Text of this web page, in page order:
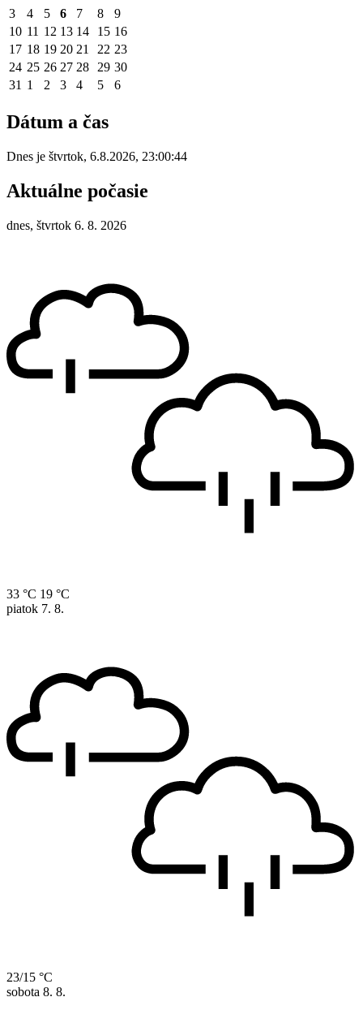
3
4 5 6 7 8
9
10 11 12 13 14 15 16
17 18 19 20 21 22 23
24 25 26 27 28 29 30
31 1 2 3 4 5 6
Dátum a čas
Dnes je štvrtok, 6.8.2026, 23:00:44
Aktuálne počasie
dnes, štvrtok 6. 8. 2026
33 °C 19 °C
piatok 7. 8.
23/15 °C
sobota 8. 8.